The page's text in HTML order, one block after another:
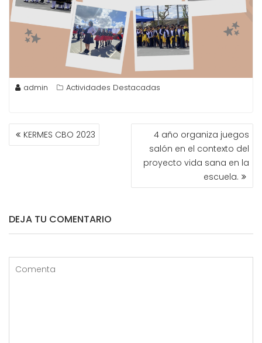
admin Actividades Destacadas
NAVEGACIÓN
DEKERMES CBO 2023
4 año organiza juegos
salón en el contexto del
proyecto vida sana en la
escuela.
DEJA TU COMENTARIO